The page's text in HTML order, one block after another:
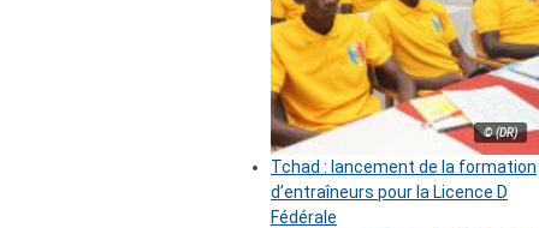
© (DR)
Tchad : lancement de la formation
d’entraîneurs pour la Licence D
Fédérale